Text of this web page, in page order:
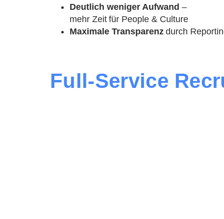
Deutlich weniger Aufwand –
mehr Zeit für People & Culture
Maximale Transparenz durch
Full-Service